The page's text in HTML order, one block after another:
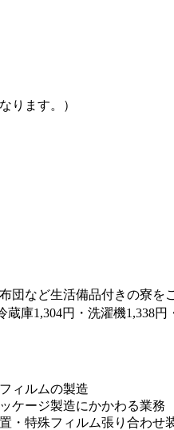
ります。）
団など生活備品付きの寮を
庫1,304円・洗濯機1,338円
ィルムの製造
ケージ製造にかかわる業務
・特殊フィルム張り合わせ